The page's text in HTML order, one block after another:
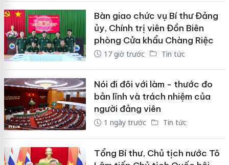
Bàn giao chức vụ Bí thư Đảng
ủy, Chính trị viên Đồn Biên
phòng Cửa khẩu Chàng Riệc
17 giờ trước Tin tức
Nói đi đôi với làm - thước đo
bản lĩnh và trách nhiệm của
người đảng viên
1 ngày trước Tin tức
Tổng Bí thư, Chủ tịch nước Tô